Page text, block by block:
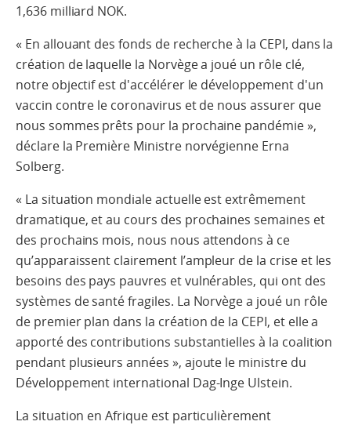
1,636 milliard NOK.
« En allouant des fonds de recherche à la CEPI, dans la
création de laquelle la Norvège a joué un rôle clé,
notre objectif est d'accélérer le développement d'un
vaccin contre le coronavirus et de nous assurer que
nous sommes prêts pour la prochaine pandémie »,
déclare la Première Ministre norvégienne Erna
Solberg.
« La situation mondiale actuelle est extrêmement
dramatique, et au cours des prochaines semaines et
des prochains mois, nous nous attendons à ce
qu’apparaissent clairement l’ampleur de la crise et les
besoins des pays pauvres et vulnérables, qui ont des
systèmes de santé fragiles. La Norvège a joué un rôle
de premier plan dans la création de la CEPI, et elle a
apporté des contributions substantielles à la coalition
pendant plusieurs années », ajoute le ministre du
Développement international Dag-Inge Ulstein.
La situation en Afrique est particulièrement